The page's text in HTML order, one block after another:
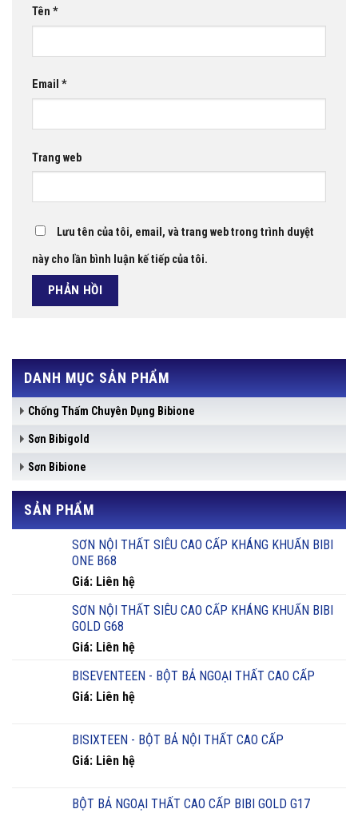
Tên *
Email *
Trang web
Lưu tên của tôi, email, và trang web trong trình duyệt
này cho lần bình luận kế tiếp của tôi.
DANH MỤC SẢN PHẨM
Chống Thấm Chuyên Dụng Bibione
Sơn Bibigold
Sơn Bibione
SẢN PHẨM
SƠN NỘI THẤT SIÊU CAO CẤP KHÁNG KHUẨN BIBI
ONE B68
Giá: Liên hệ
SƠN NỘI THẤT SIÊU CAO CẤP KHÁNG KHUẨN BIBI
GOLD G68
Giá: Liên hệ
BISEVENTEEN - BỘT BẢ NGOẠI THẤT CAO CẤP
Giá: Liên hệ
BISIXTEEN - BỘT BẢ NỘI THẤT CAO CẤP
Giá: Liên hệ
BỘT BẢ NGOẠI THẤT CAO CẤP BIBI GOLD G17